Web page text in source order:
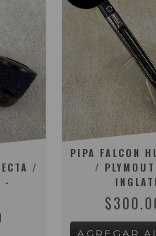
/
-
PIPA FALCON
/